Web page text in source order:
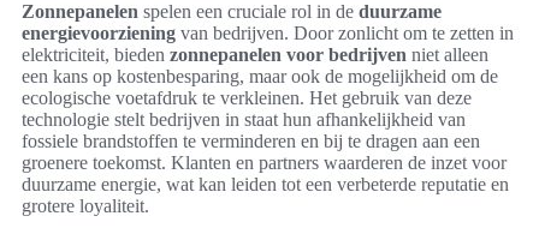
Zonnepanelen spelen een cruciale rol in de duurzame
energievoorziening van bedrijven. Door zonlicht om te zetten in
elektriciteit, bieden zonnepanelen voor bedrijven niet alleen
een kans op kostenbesparing, maar ook de mogelijkheid om de
ecologische voetafdruk te verkleinen. Het gebruik van deze
technologie stelt bedrijven in staat hun afhankelijkheid van
fossiele brandstoffen te verminderen en bij te dragen aan een
groenere toekomst. Klanten en partners waarderen de inzet voor
duurzame energie, wat kan leiden tot een verbeterde reputatie en
grotere loyaliteit.